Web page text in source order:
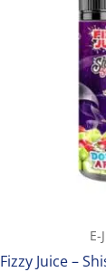
E-
Fizzy Juice –